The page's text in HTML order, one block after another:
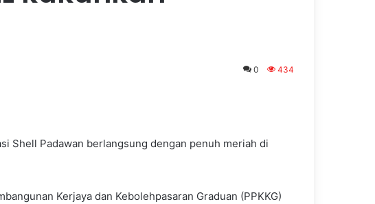
0 434
Shell Padawan berlangsung dengan penuh meriah di
Kerjaya dan Kebolehpasaran Graduan (PPKKG)